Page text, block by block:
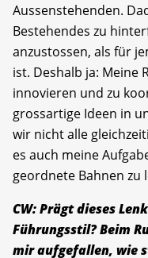
Aussenstehenden.
Bestehendes zu
anzustossen, als für
ist. Deshalb ja: Meine
innovieren und zu
grossartige Ideen in
wir nicht alle
es auch meine
geordnete Bahnen zu
CW: Prägt dieses
Führungsstil? Beim
mir aufgefallen, wie